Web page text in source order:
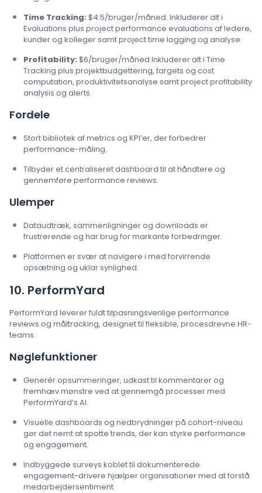
Time Tracking: $4.5/bruger/måned. Inkluderer alt i
Evaluations plus project performance evaluations af ledere,
kunder og kolleger samt project time logging og analyse.
Profitability: $6/bruger/måned Inkluderer alt i Time
Tracking plus projektbudgettering, targets og cost
computation, produktivitetsanalyse samt project profitability
analysis og alerts.
Fordele
Stort bibliotek af metrics og KPI’er, der forbedrer
performance-måling.
Tilbyder et centraliseret dashboard til at håndtere og
gennemføre performance reviews.
Ulemper
Dataudtræk, sammenligninger og downloads er
frustrerende og har brug for markante forbedringer.
Platformen er svær at navigere i med forvirrende
opsætning og uklar synlighed.
10. PerformYard
PerformYard leverer fuldt tilpasningsvenlige performance
reviews og måltracking, designet til fleksible, procesdrevne HR-
teams.
Nøglefunktioner
Generér opsummeringer, udkast til kommentarer og
fremhæv mønstre ved at gennemgå processer med
PerformYard’s AI.
Visuelle dashboards og nedbrydninger på cohort-niveau
gør det nemt at spotte trends, der kan styrke performance
og engagement.
Indbyggede surveys koblet til dokumenterede
engagement-drivere hjælper organisationer med at forstå
medarbejdersentiment.